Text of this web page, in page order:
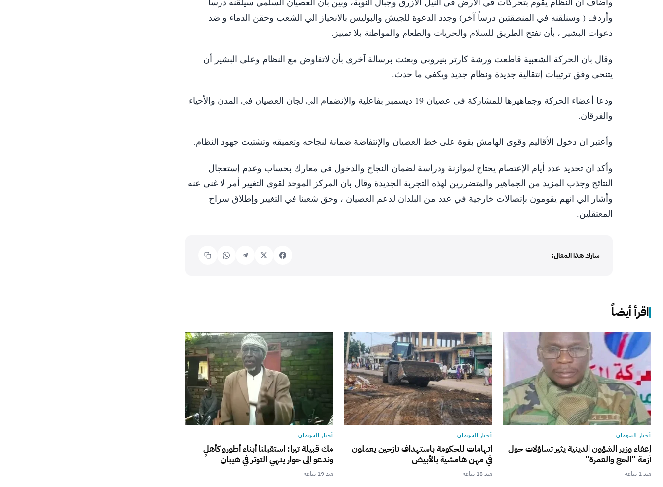
وأردف ( وسنلقنه في المنطقتين درساً آخر) وجدد الدعوة للجيش والبوليس بالانحياز الي الشعب وحقن الدماء و ضد
دعوات البشير ، بأن نفتح الطريق للسلام والحريات والطعام والمواطنة بلا تمييز.
وقال بان الحركة الشعبية قاطعت ورشة كارتر بنيروبي وبعثت برسالة آخرى بأن لاتفاوض مع النظام وعلى البشير أن
يتنحى وفق ترتيبات إنتقالية جديدة ونظام جديد ويكفي ما حدث.
ودعا أعضاء الحركة وجماهيرها للمشاركة في عصيان 19 ديسمبر بفاعلية والإنضمام الي لجان العصيان في المدن والأحياء
والفرقان.
وأعتبر ان دخول الأقاليم وقوى الهامش بقوة على خط العصيان والإنتفاضة ضمانة لنجاحه وتعميقه وتشتيت جهود النظام.
وأكد ان تحديد عدد أيام الإعتصام يحتاج لموازنة ودراسة لضمان النجاح والدخول في معارك بحساب وعدم إستعجال
النتائج وجذب المزيد من الجماهير والمتضررين لهذه التجربة الجديدة وقال بان المركز الموحد لقوى التغيير أمر لا غنى عنه
وأشار الي انهم يقومون بإتصالات خارجية في عدد من البلدان لدعم العصيان ، وحق شعبنا في التغيير وإطلاق سراح
المعتقلين.
شارك هذا المقال:
اقرأ أيضاً
أخبار السودان
إعفاء وزير الشؤون الدينية يثير تساؤلات حول
أزمة ”الحج والعمرة“
منذ 1 ساعة
أخبار السودان
اتهامات للحكومة باستهداف نازحين يعملون
في مهن هامشية بالأبيض
منذ 18 ساعة
أخبار السودان
مك قبيلة تيرا: استقبلنا أبناء أطورو كأهلٍ
وندعو إلى حوار ينهي التوتر في هيبان
منذ 19 ساعة